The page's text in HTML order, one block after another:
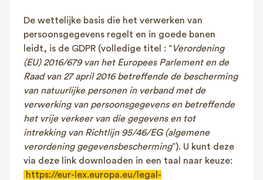
De wettelijke basis die het verwerken van
persoonsgegevens regelt en in goede banen
leidt, is de GDPR (volledige titel : “Verordening
(EU) 2016/679 van het Europees Parlement en de
Raad van 27 april 2016 betreffende de bescherming
van natuurlijke personen in verband met de
verwerking van persoonsgegevens en betreffende
het vrije verkeer van die gegevens en tot
intrekking van Richtlijn 95/46/EG (algemene
verordening gegevensbescherming”). U kunt deze
via deze link downloaden in een taal naar keuze:
https://eur-lex.europa.eu/legal-